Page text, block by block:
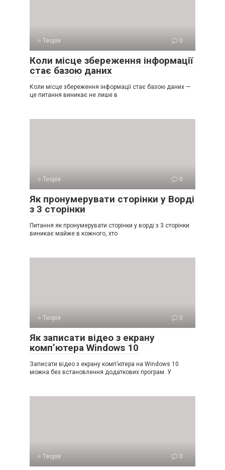
⭐ Теорія 0
Коли місце збереження інформації
стає базою даних
Коли місце збереження інформації стає базою даних —
це питання виникає не лише в
⭐ Теорія 0
Як пронумерувати сторінки у Ворді
з 3 сторінки
Питання як пронумерувати сторінки у ворді з 3 сторінки
виникає майже в кожного, хто
⭐ Теорія 0
Як записати відео з екрану
комп’ютера Windows 10
Записати відео з екрану комп’ютера на Windows 10
можна без встановлення додаткових програм. У
⭐ Теорія 0